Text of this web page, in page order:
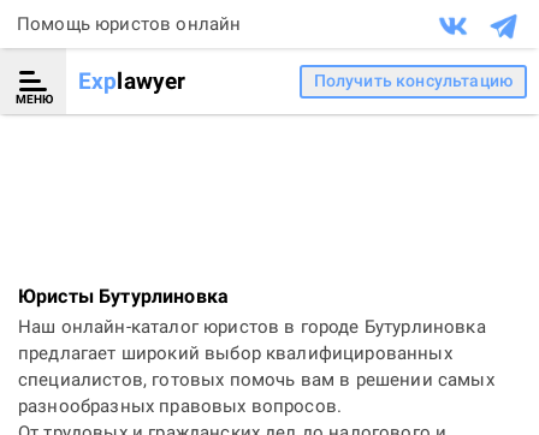
Помощь юристов онлайн
МЕНЮ
Explawyer Получить консультацию
Юристы Бутурлиновка
Наш онлайн-каталог юристов в городе Бутурлиновка
предлагает широкий выбор квалифицированных
специалистов, готовых помочь вам в решении самых
разнообразных правовых вопросов.